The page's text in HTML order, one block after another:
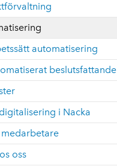
automatisering
beslutsfattande
i Nacka
oss